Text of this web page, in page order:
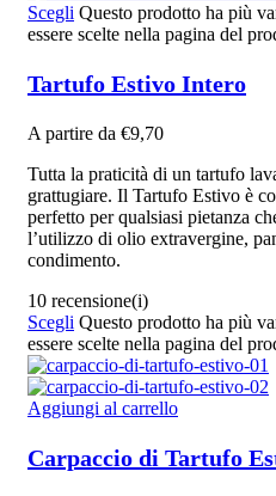
Scegli Questo prodotto ha più
essere scelte nella pagina del
Tartufo Estivo Intero
A partire da €9,70
Tutta la praticità di un tartufo
grattugiare. Il Tartufo Estivo è
perfetto per qualsiasi pietanza
l’utilizzo di olio extravergine,
condimento.
10 recensione(i)
Scegli Questo prodotto ha più
essere scelte nella pagina del
Aggiungi al carrello
Carpaccio di Tartufo